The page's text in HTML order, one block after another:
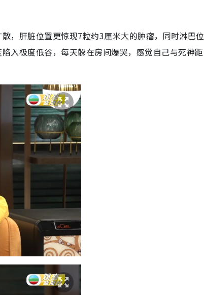
，肝脏位置更惊现7粒约3厘米大的肿瘤，同时淋巴位
入极度低谷，每天躲在房间爆哭，感觉自己与死神距